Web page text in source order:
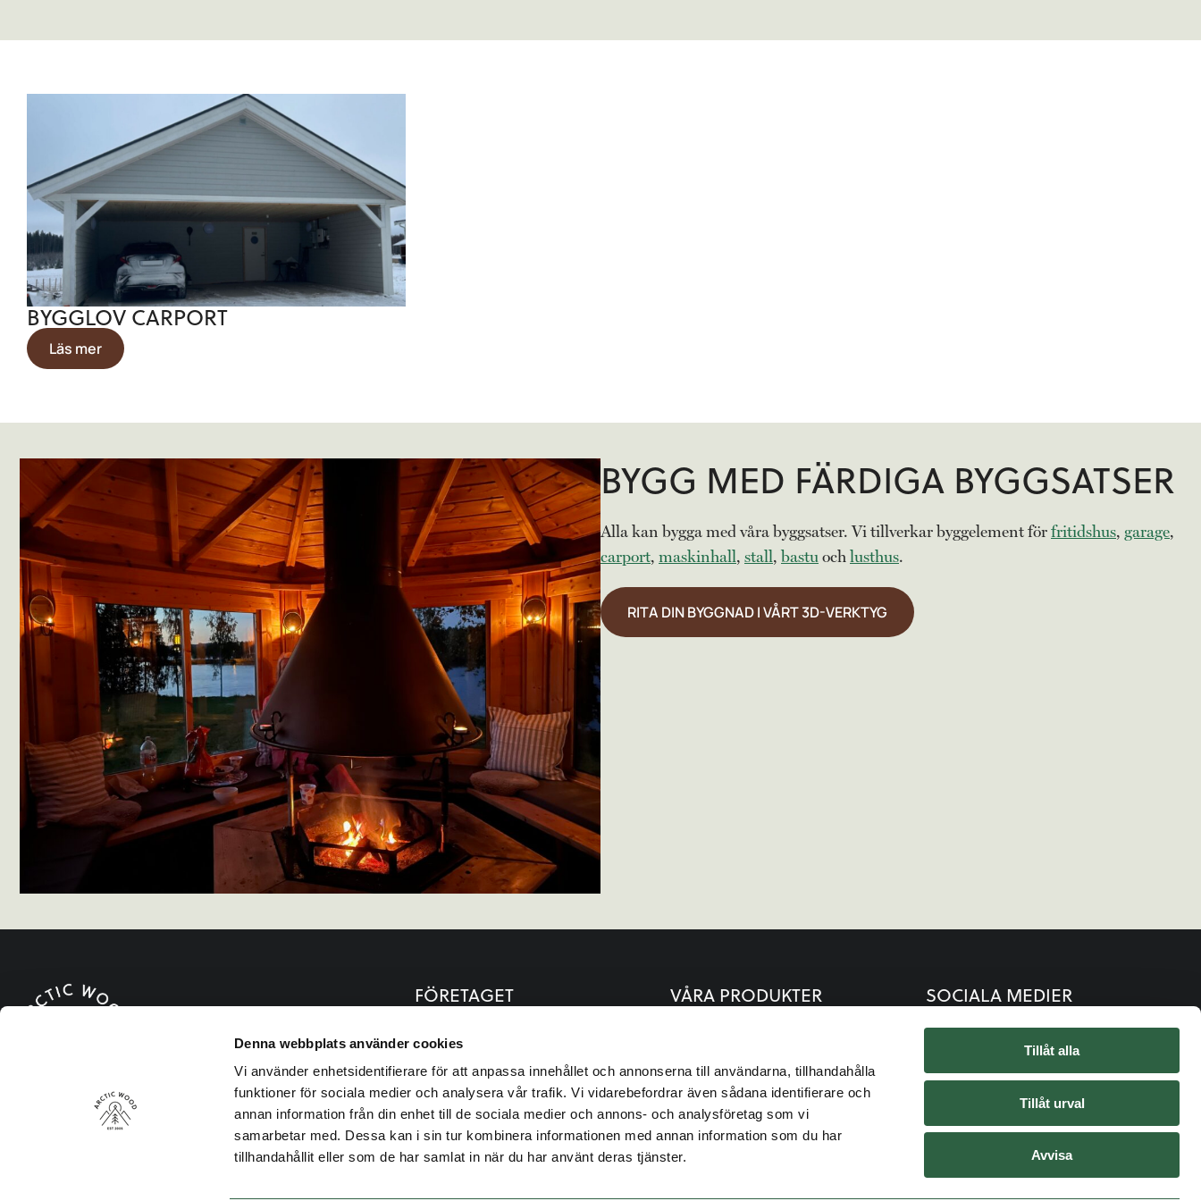
Denna webbplats använder cookies
Vi använder enhetsidentifierare för att anpassa innehållet och annonserna till användarna, tillhandahålla
funktioner för sociala medier och analysera vår trafik. Vi vidarebefordrar även sådana identifierare och
annan information från din enhet till de sociala medier och annons- och analysföretag som vi
samarbetar med. Dessa kan i sin tur kombinera informationen med annan information som du har
tillhandahållit eller som de har samlat in när du har använt deras tjänster.
Tillåt alla
Tillåt urval
Avvisa
BYGGLOV CARPORT
Läs mer
BYGG MED FÄRDIGA BYGGSATSER
Alla kan bygga med våra byggsatser. Vi tillverkar byggelement förfritidshus, garage,
carport, maskinhall, stall, bastu och lusthus.
RITA DIN BYGGNAD I VÅRT 3D-VERKTYG
FÖRETAGET
Vägen till färdigbyggt
Hur vi bygger
Inspiration
Om oss
Kontakta oss
VÅRA PRODUKTER
Carport
Fritidshus
Garage
Grillkåta
SOCIALA MEDIER